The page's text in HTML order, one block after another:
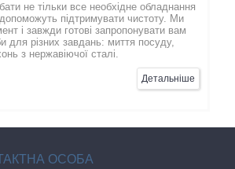
не тільки все необхідне обладнання
підтримувати чистоту. Ми
і завжди готові запропонувати вам
для різних завдань: миття посуду,
з нержавіючої сталі.
Детальніше